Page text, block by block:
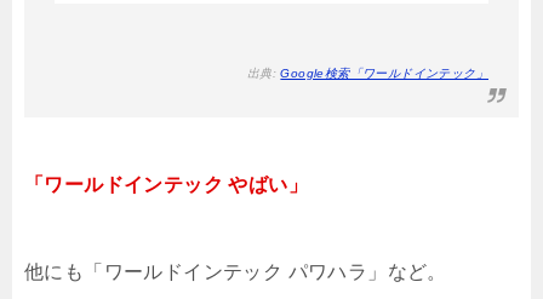
出典:Google検索「ワールドインテック」
「ワールドインテック やばい」
他にも「ワールドインテック パワハラ」など。